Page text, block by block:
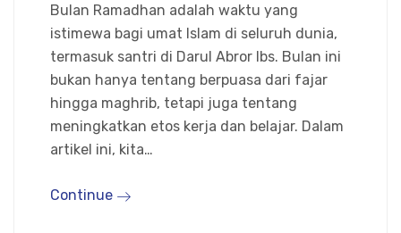
Bulan Ramadhan adalah waktu yang
istimewa bagi umat Islam di seluruh dunia,
termasuk santri di Darul Abror Ibs. Bulan ini
bukan hanya tentang berpuasa dari fajar
hingga maghrib, tetapi juga tentang
meningkatkan etos kerja dan belajar. Dalam
artikel ini, kita…
Continue